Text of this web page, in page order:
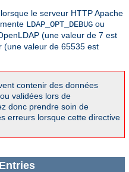
le serveur HTTP Apache
LDAP_OPT_DEBUG ou
(une valeur de 7 est
(une valeur de 65535 est
contenir des données
validées lors de
donc prendre soin de
erreurs lorsque cette directive